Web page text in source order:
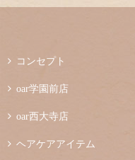
 コンセプト
 oar学園前店
 oar西大寺店
 ヘアケアアイテム